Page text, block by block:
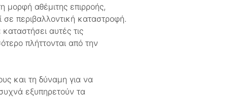
αθέμιτης επιρροής,
σε περιβαλλοντική καταστροφή.
αυτές τις
πλήττονται από την
και τη δύναμη για να
εξυπηρετούν τα